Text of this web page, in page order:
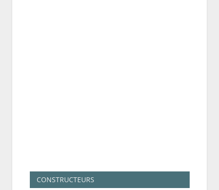
CONSTRUCTEURS